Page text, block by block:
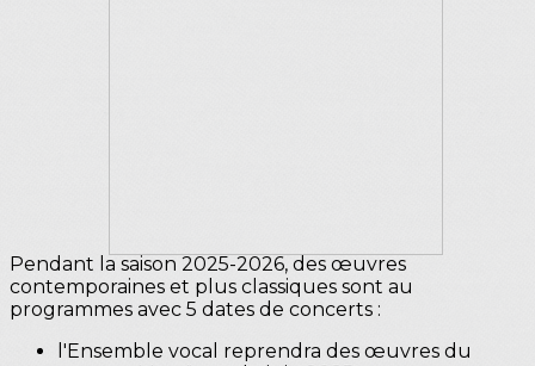
Pendant la saison 2025-2026, des œuvres
contemporaines et plus classiques sont au
programmes avec 5 dates de concerts :
l'Ensemble vocal reprendra des œuvres du